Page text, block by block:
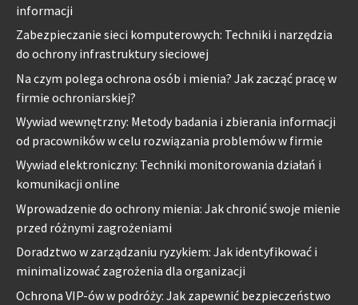
informacji
Zabezpieczanie sieci komputerowych: Techniki i narzędzia
do ochrony infrastruktury sieciowej
Na czym polega ochrona osób i mienia? Jak zacząć pracę w
firmie ochroniarskiej?
Wywiad wewnętrzny: Metody badania i zbierania informacji
od pracowników w celu rozwiązania problemów w firmie
Wywiad elektroniczny: Techniki monitorowania działań i
komunikacji online
Wprowadzenie do ochrony mienia: Jak chronić swoje mienie
przed różnymi zagrożeniami
Doradztwo w zarządzaniu ryzykiem: Jak identyfikować i
minimalizować zagrożenia dla organizacji
Ochrona VIP-ów w podróży: Jak zapewnić bezpieczeństwo